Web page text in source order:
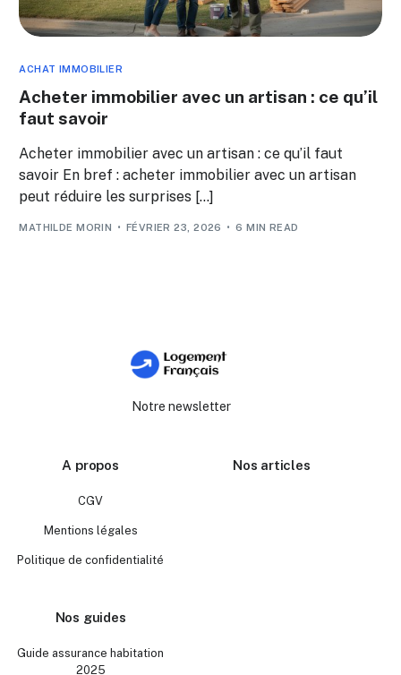
ACHAT IMMOBILIER
Acheter immobilier avec un artisan : ce qu’il
faut savoir
Acheter immobilier avec un artisan : ce qu’il faut
savoir En bref : acheter immobilier avec un artisan
peut réduire les surprises […]
MATHILDE MORIN FÉVRIER 23, 2026 6 MIN READ
Notre newsletter
A propos
CGV
Mentions légales
Politique de confidentialité
Nos articles
Nos guides
Guide assurance habitation
2025